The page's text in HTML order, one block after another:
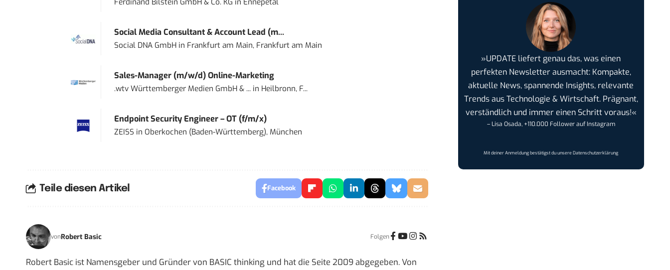
Ferdinand Bilstein GmbH & Co. KG in Ennepetal
Social Media Consultant & Account Lead (m...
Social DNA GmbHin Frankfurt am Main, Frankfurt am Main
Sales-Manager (m/w/d) Online-Marketing
.wtv Württemberger Medien GmbH & ...in Heilbronn, F...
Endpoint Security Engineer – OT (f/m/x)
ZEISS in Oberkochen (Baden-Württemberg), München
Teile diesen Artikel Facebook
vonRobert Basic Folgen
Robert Basic ist Namensgeber und Gründer von BASIC thinking und hat die Seite 2009 abgegeben. Von
»UPDATE liefert genau das, was einen
perfekten Newsletter ausmacht: Kompakte,
aktuelle News, spannende Insights, relevante
Trends aus Technologie & Wirtschaft. Prägnant,
verständlich und immer einen Schritt voraus!«
– Lisa Osada, +110.000 Follower auf Instagram
Mit deiner Anmeldung bestätigst du unsereDatenschutzerklärung